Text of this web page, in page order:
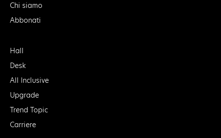
Chi siamo
Abbonati
Hall
Desk
All Inclusive
Upgrade
Trend Topic
Carriere